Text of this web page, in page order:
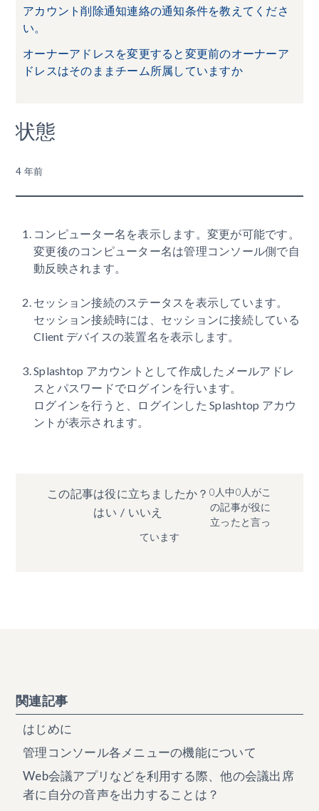
アカウント削除通知連絡の通知条件を教えてくださ
い。
オーナーアドレスを変更すると変更前のオーナーア
ドレスはそのままチーム所属していますか
状態
4 年前
コンピューター名を表示します。変更が可能です。
変更後のコンピューター名は管理コンソール側で自
動反映されます。
セッション接続のステータスを表示しています。
セッション接続時には、セッションに接続している
Client デバイスの装置名を表示します。
Splashtop アカウントとして作成したメールアドレ
スとパスワードでログインを行います。
ログインを行うと、ログインした Splashtop アカウ
ントが表示されます。
この記事は役に立ちましたか？
はい / いいえ
0人中0人がこ
の記事が役に
立ったと言っ
ています
関連記事
はじめに
管理コンソール各メニューの機能について
Web会議アプリなどを利用する際、他の会議出席
者に自分の音声を出力することは？